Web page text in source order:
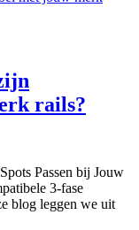
rails?
Passen bij Jouw
3-fase
blog leggen we uit